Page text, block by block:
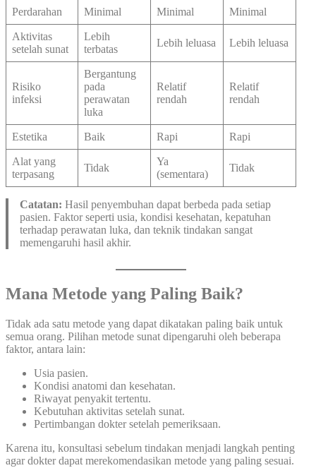
Perdarahan Minimal Minimal Minimal
Aktivitas
setelah sunat
Lebih
terbatas
Lebih leluasa Lebih leluasa
Risiko
infeksi
Bergantung
pada
perawatan
luka
Relatif
rendah
Relatif
rendah
Estetika Baik Rapi Rapi
Alat yang
terpasang
Tidak
Ya
(sementara)
Tidak
Catatan: Hasil penyembuhan dapat berbeda pada setiap
pasien. Faktor seperti usia, kondisi kesehatan, kepatuhan
terhadap perawatan luka, dan teknik tindakan sangat
memengaruhi hasil akhir.
Mana Metode yang Paling Baik?
Tidak ada satu metode yang dapat dikatakan paling baik untuk
semua orang. Pilihan metode sunat dipengaruhi oleh beberapa
faktor, antara lain:
Usia pasien.
Kondisi anatomi dan kesehatan.
Riwayat penyakit tertentu.
Kebutuhan aktivitas setelah sunat.
Pertimbangan dokter setelah pemeriksaan.
Karena itu, konsultasi sebelum tindakan menjadi langkah penting
agar dokter dapat merekomendasikan metode yang paling sesuai.